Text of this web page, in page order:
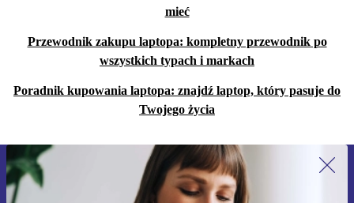
mieć
Przewodnik zakupu laptopa: kompletny przewodnik po
wszystkich typach i markach
Poradnik kupowania laptopa: znajdź laptop, który pasuje do
Twojego życia
Zapisz się na nasz newsletter!
Nie przegap żadnej oferty.